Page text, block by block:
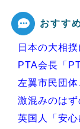
Powered by
おすす
日本の大相
PTA会長「
左翼市民団
激混みのは
英国人「安